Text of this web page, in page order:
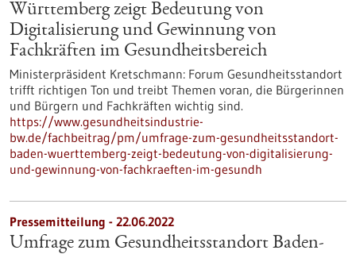
Württemberg zeigt Bedeutung von
Digitalisierung und Gewinnung von
Fachkräften im Gesundheitsbereich
Ministerpräsident Kretschmann: Forum Gesundheitsstandort
trifft richtigen Ton und treibt Themen voran, die Bürgerinnen
und Bürgern und Fachkräften wichtig sind.
https://www.gesundheitsindustrie-
bw.de/fachbeitrag/pm/umfrage-zum-gesundheitsstandort-
baden-wuerttemberg-zeigt-bedeutung-von-digitalisierung-
und-gewinnung-von-fachkraeften-im-gesundh
Pressemitteilung - 22.06.2022
Umfrage zum Gesundheitsstandort Baden-